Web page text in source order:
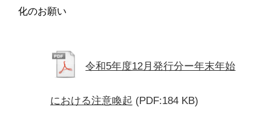
化のお願い
令和5年度12月発行分ー年末年始
における注意喚起 (PDF:184 KB)